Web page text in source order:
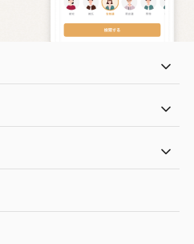
届けします。
シーンにおすすめです。